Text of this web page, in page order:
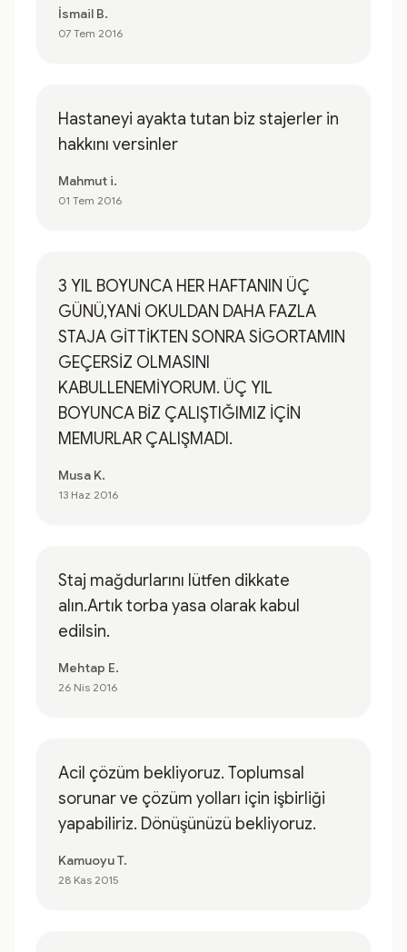
İsmail B.
07 Tem 2016
Hastaneyi ayakta tutan biz stajerler in
hakkını versinler
Mahmut i.
01 Tem 2016
3 YIL BOYUNCA HER HAFTANIN ÜÇ
GÜNÜ,YANİ OKULDAN DAHA FAZLA
STAJA GİTTİKTEN SONRA SİGORTAMIN
GEÇERSİZ OLMASINI
KABULLENEMİYORUM. ÜÇ YIL
BOYUNCA BİZ ÇALIŞTIĞIMIZ İÇİN
MEMURLAR ÇALIŞMADI.
Musa K.
13 Haz 2016
Staj mağdurlarını lütfen dikkate
alın.Artık torba yasa olarak kabul
edilsin.
Mehtap E.
26 Nis 2016
Acil çözüm bekliyoruz. Toplumsal
sorunar ve çözüm yolları için işbirliği
yapabiliriz. Dönüşünüzü bekliyoruz.
Kamuoyu T.
28 Kas 2015